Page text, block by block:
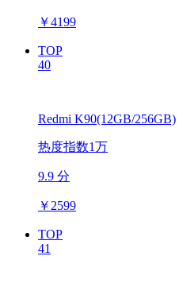
￥4199
TOP
40
Redmi K90(12GB/256GB)
热度指数1万
9.9 分
￥ 2599
TOP
41